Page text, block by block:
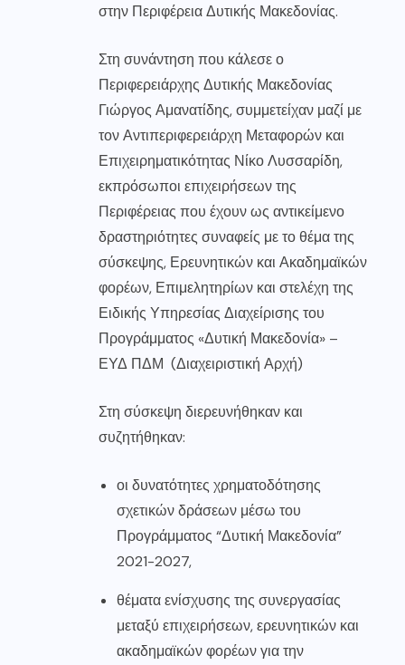
στην Περιφέρεια Δυτικής Μακεδονίας.
Στη συνάντηση που κάλεσε ο
Περιφερειάρχης Δυτικής Μακεδονίας
Γιώργος Αμανατίδης, συμμετείχαν μαζί με
τον Αντιπεριφερειάρχη Μεταφορών και
Επιχειρηματικότητας Νίκο Λυσσαρίδη,
εκπρόσωποι επιχειρήσεων της
Περιφέρειας που έχουν ως αντικείμενο
δραστηριότητες συναφείς με το θέμα της
σύσκεψης, Ερευνητικών και Ακαδημαϊκών
φορέων, Επιμελητηρίων και στελέχη της
Ειδικής Υπηρεσίας Διαχείρισης του
Προγράμματος «Δυτική Μακεδονία» –
ΕΥΔ ΠΔΜ (Διαχειριστική Αρχή)
Στη σύσκεψη διερευνήθηκαν και
συζητήθηκαν:
οι δυνατότητες χρηματοδότησης
σχετικών δράσεων μέσω του
Προγράμματος “Δυτική Μακεδονία”
2021-2027,
θέματα ενίσχυσης της συνεργασίας
μεταξύ επιχειρήσεων, ερευνητικών και
ακαδημαϊκών φορέων για την